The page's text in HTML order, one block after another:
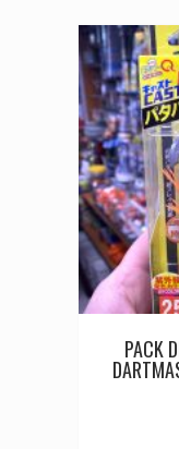
PACK